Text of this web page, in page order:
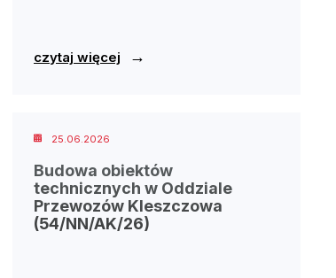
czytaj więcej →
25.06.2026
Budowa obiektów
technicznych w Oddziale
Przewozów Kleszczowa
(54/NN/AK/26)